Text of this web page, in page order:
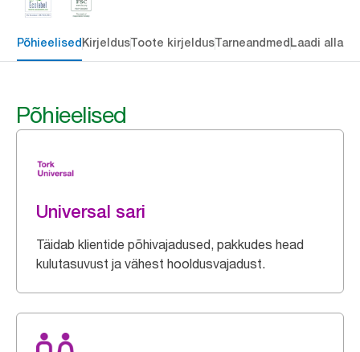
Põhieelised KirjeldusToote kirjeldusTarneandmed Laadi alla
Põhieelised
Universal sari
Täidab klientide põhivajadused, pakkudes head
kulutasuvust ja vähest hooldusvajadust.